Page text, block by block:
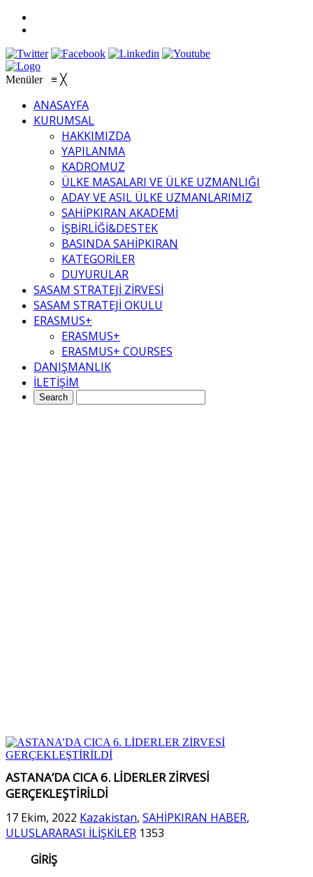
Menüler ≡ ╳
ANASAYFA
KURUMSAL
HAKKIMIZDA
YAPILANMA
KADROMUZ
ÜLKE MASALARI VE ÜLKE UZMANLIĞI
ADAY VE ASIL ÜLKE UZMANLARIMIZ
SAHİPKIRAN AKADEMİ
İŞBİRLİĞİ&DESTEK
BASINDA SAHİPKIRAN
KATEGORİLER
DUYURULAR
SASAM STRATEJİ ZİRVESİ
SASAM STRATEJİ OKULU
ERASMUS+
ERASMUS+
ERASMUS+ COURSES
DANIŞMANLIK
İLETİŞİM
ASTANA’DA CICA 6. LİDERLER ZİRVESİ
GERÇEKLEŞTİRİLDİ
17 Ekim, 2022 Kazakistan, SAHİPKIRAN HABER,
ULUSLARARASI İLİŞKİLER 1353
GİRİŞ